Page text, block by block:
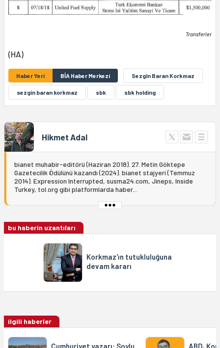
Transferler
(HA)
Haber Yeri BİA Haber Merkezi Sezgîn Baran Korkmaz
sezgin baran korkmaz sbk sbk holding
Hikmet Adal
bianet muhabir-editörü (Haziran 2018). 27. Metin Göktepe
Gazetecilik Ödülünü kazandı (2024). bianet stajyeri (Temmuz
2014). Expression Interrupted, susma24.com, Jineps, Inside
Turkey, tol.org gibi platformlarda haber...
bu haberin uzantıları
Korkmaz'ın tutukluluğuna
devam kararı
ilgili haberler
Cumhuriyet yazarı: Soylu
ABD,